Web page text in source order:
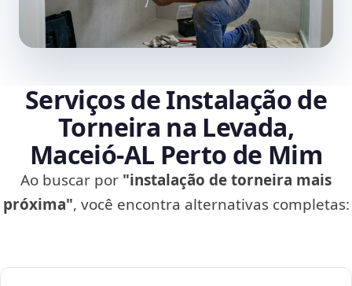
Serviços de Instalação de
Torneira na Levada,
Maceió‑AL Perto de Mim
Ao buscar por "instalação de torneira mais
próxima", você encontra alternativas completas: